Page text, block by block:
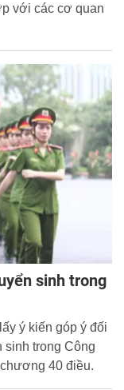
với các cơ quan
sinh trong
ý kiến góp ý đối
trong Công
40 điều.